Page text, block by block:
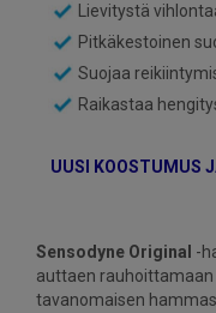
Lievitystä
Pitkäkestoinen
Suojaa
Raikastaa
UUSI KOOSTUMUS
Sensodyne Original -
auttaen rauhoittamaan
tavanomaisen